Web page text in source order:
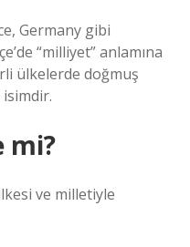
Germany gibi
“milliyet” anlamına
ülkelerde doğmuş
mi?
ve milletiyle